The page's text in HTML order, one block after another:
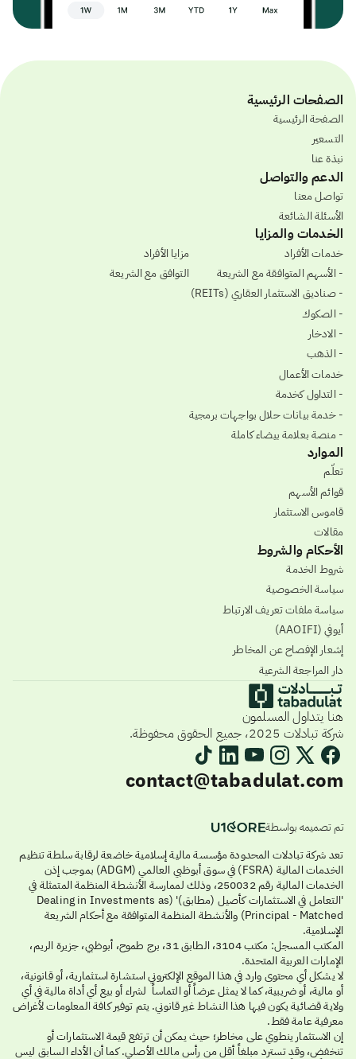
الصفحات الرئيسية
الصفحة الرئيسية
التسعير
نبذة عنا
الدعم والتواصل
تواصل معنا
الأسئلة الشائعة
الخدمات والمزايا
خدمات الأفراد
- الأسهم المتوافقة مع الشريعة
- صناديق الاستثمار العقاري (REITs)
- الصكوك
- الادخار
- الذهب
خدمات الأعمال
- التداول كخدمة
- خدمة بيانات حلال بواجهات برمجية
- منصة بعلامة بيضاء كاملة
مزايا الأفراد
التوافق مع الشريعة
الموارد
تعلّم
قوائم الأسهم
قاموس الاستثمار
مقالات
الأحكام والشروط
شروط الخدمة
سياسة الخصوصية
سياسة ملفات تعريف الارتباط
أيوفي (AAOIFI)
إشعار الإفصاح عن المخاطر
دار المراجعة الشرعية
هنا يتداول المسلمون
شركة تبادلات 2025، جميع الحقوق محفوظة.
contact@tabadulat.com
تم تصميمه بواسطة
تعد شركة تبادلات المحدودة مؤسسة مالية إسلامية خاضعة لرقابة سلطة تنظيم
الخدمات المالية (FSRA) في سوق أبوظبي العالمي (ADGM) بموجب إذن
الخدمات المالية رقم 250032، وذلك لممارسة الأنشطة المنظمة المتمثلة في
'التعامل في الاستثمارات كأصيل (مطابق)' (Dealing in Investments as
Principal - Matched) والأنشطة المنظمة المتوافقة مع أحكام الشريعة
الإسلامية.
المكتب المسجل: مكتب 3104، الطابق 31، برج طموح، أبوظبي، جزيرة الريم،
الإمارات العربية المتحدة.
لا يشكل أي محتوى وارد في هذا الموقع الإلكتروني استشارة استثمارية، أو قانونية،
أو مالية، أو ضريبية، كما لا يمثل عرضاً أو التماساً لشراء أو بيع أي أداة مالية في أي
ولاية قضائية يكون فيها هذا النشاط غير قانوني. يتم توفير كافة المعلومات لأغراض
معرفية عامة فقط.
إن الاستثمار ينطوي على مخاطر؛ حيث يمكن أن ترتفع قيمة الاستثمارات أو
تنخفض، وقد تسترد مبلغاً أقل من رأس مالك الأصلي. كما أن الأداء السابق ليس